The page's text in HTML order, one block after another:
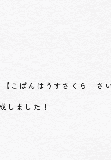
こぱんはうすさくら さ
しました！